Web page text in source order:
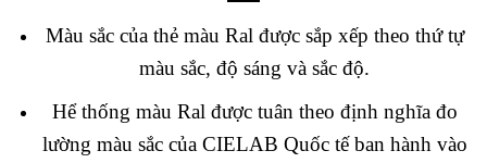
Màu sắc của thẻ màu Ral được sắp xếp theo thứ tự
màu sắc, độ sáng và sắc độ.
Hể thống màu Ral được tuân theo định nghĩa đo
lường màu sắc của CIELAB Quốc tế ban hành vào